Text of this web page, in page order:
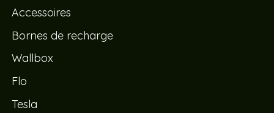
Accessoires
Bornes de recharge
Wallbox
Flo
Tesla